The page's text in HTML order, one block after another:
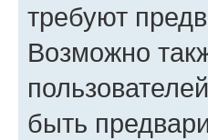
требуют
Возможно
быть